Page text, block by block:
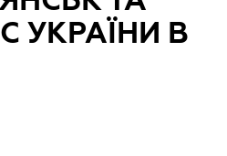
УКРАЇНИ В